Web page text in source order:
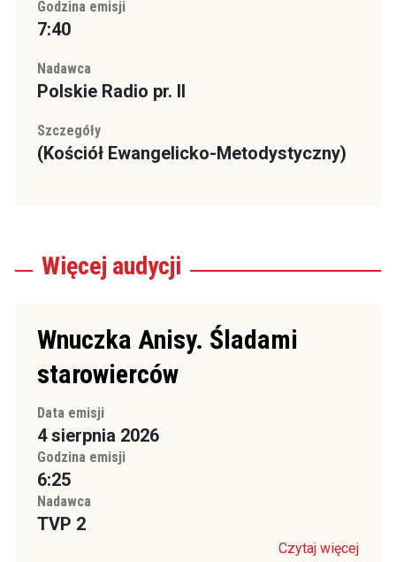
Godzina emisji
7:40
Nadawca
Polskie Radio pr. II
Szczegóły
(Kościół Ewangelicko-Metodystyczny)
Więcej audycji
Wnuczka Anisy. Śladami
starowierców
Data emisji
4 sierpnia 2026
Godzina emisji
6:25
Nadawca
TVP 2
Czytaj więcej